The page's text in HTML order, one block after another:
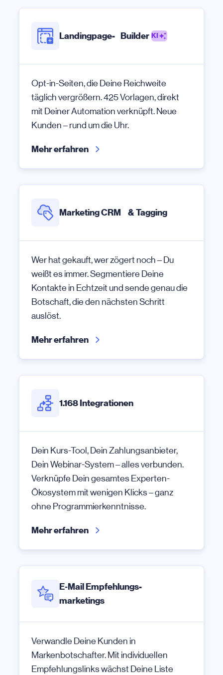
Landingpage- Builder KI
Opt-in-Seiten, die Deine Reichweite
täglich vergrößern. 425 Vorlagen, direkt
mit Deiner Automation verknüpft. Neue
Kunden – rund um die Uhr.
Mehr erfahren
Marketing CRM & Tagging
Wer hat gekauft, wer zögert noch – Du
weißt es immer. Segmentiere Deine
Kontakte in Echtzeit und sende genau die
Botschaft, die den nächsten Schritt
auslöst.
Mehr erfahren
1.168 Integrationen
Dein Kurs-Tool, Dein Zahlungsanbieter,
Dein Webinar-System – alles verbunden.
Verknüpfe Dein gesamtes Experten-
Ökosystem mit wenigen Klicks – ganz
ohne Programmierkenntnisse.
Mehr erfahren
E‑Mail Empfehlungs-
marketings
Verwandle Deine Kunden in
Markenbotschafter. Mit individuellen
Empfehlungslinks wächst Deine Liste